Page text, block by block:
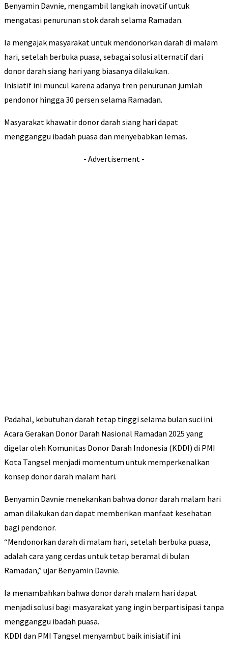
Benyamin Davnie, mengambil langkah inovatif untuk
mengatasi penurunan stok darah selama Ramadan.
Ia mengajak masyarakat untuk mendonorkan darah di malam
hari, setelah berbuka puasa, sebagai solusi alternatif dari
donor darah siang hari yang biasanya dilakukan.
Inisiatif ini muncul karena adanya tren penurunan jumlah
pendonor hingga 30 persen selama Ramadan.
Masyarakat khawatir donor darah siang hari dapat
mengganggu ibadah puasa dan menyebabkan lemas.
- Advertisement -
Padahal, kebutuhan darah tetap tinggi selama bulan suci ini.
Acara Gerakan Donor Darah Nasional Ramadan 2025 yang
digelar oleh Komunitas Donor Darah Indonesia (KDDI) di PMI
Kota Tangsel menjadi momentum untuk memperkenalkan
konsep donor darah malam hari.
Benyamin Davnie menekankan bahwa donor darah malam hari
aman dilakukan dan dapat memberikan manfaat kesehatan
bagi pendonor.
“Mendonorkan darah di malam hari, setelah berbuka puasa,
adalah cara yang cerdas untuk tetap beramal di bulan
Ramadan,” ujar Benyamin Davnie.
Ia menambahkan bahwa donor darah malam hari dapat
menjadi solusi bagi masyarakat yang ingin berpartisipasi tanpa
mengganggu ibadah puasa.
KDDI dan PMI Tangsel menyambut baik inisiatif ini.